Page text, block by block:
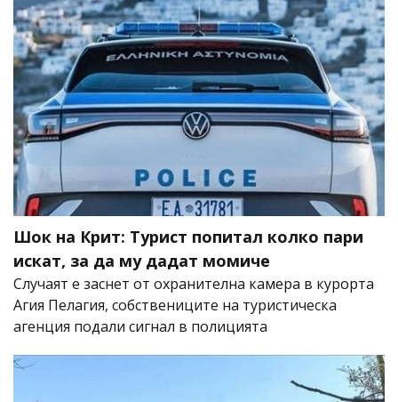
Шок на Крит: Турист попитал колко пари
искат, за да му дадат момиче
Случаят е заснет от охранителна камера в курорта
Агия Пелагия, собствениците на туристическа
агенция подали сигнал в полицията